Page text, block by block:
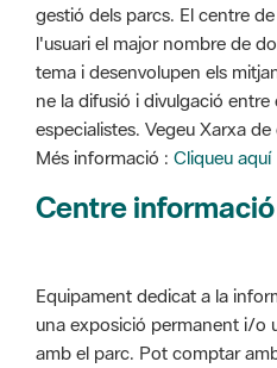
gestió dels parcs. El centre
l'usuari el major nombre de
tema i desenvolupen els
ne la difusió i divulgació entre
especialistes. Vegeu Xarxa
Més informació : Cliqueu aquí
Centre informació
Equipament dedicat a la
una exposició permanent i/o
amb el parc. Pot comptar